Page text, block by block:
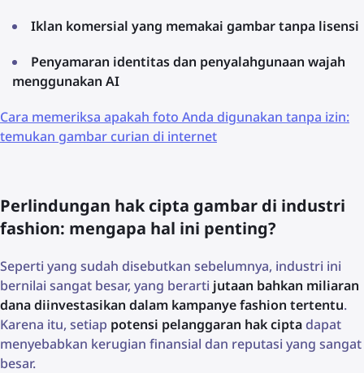
Iklan komersial yang memakai gambar tanpa lisensi
Penyamaran identitas dan penyalahgunaan wajah
menggunakan AI
Cara memeriksa apakah foto Anda digunakan tanpa izin:
temukan gambar curian di internet
Perlindungan hak cipta gambar di industri
fashion: mengapa hal ini penting?
Seperti yang sudah disebutkan sebelumnya, industri ini
bernilai sangat besar, yang berarti jutaan bahkan miliaran
dana diinvestasikan dalam kampanye fashion tertentu.
Karena itu, setiap potensi pelanggaran hak ciptadapat
menyebabkan kerugian finansial dan reputasi yang sangat
besar.